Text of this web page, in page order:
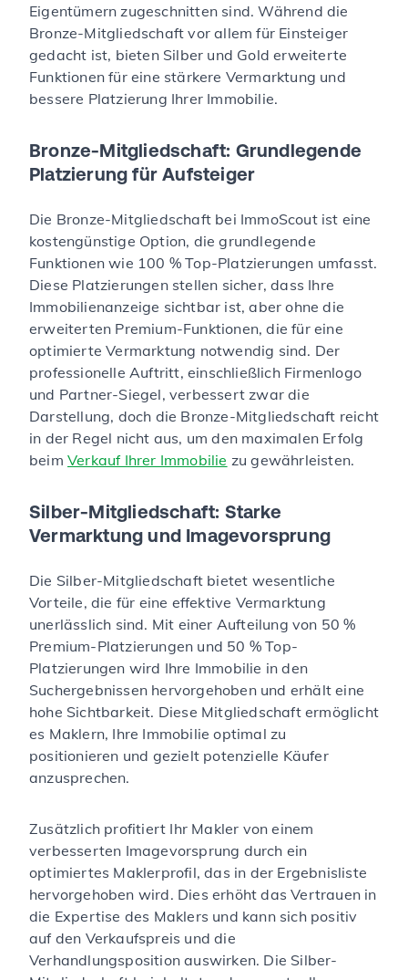
Eigentümern zugeschnitten sind. Während die
Bronze-Mitgliedschaft vor allem für Einsteiger
gedacht ist, bieten Silber und Gold erweiterte
Funktionen für eine stärkere Vermarktung und
bessere Platzierung Ihrer Immobilie.
Bronze-Mitgliedschaft: Grundlegende
Platzierung für Aufsteiger
Die Bronze-Mitgliedschaft bei ImmoScout ist eine
kostengünstige Option, die grundlegende
Funktionen wie 100 % Top-Platzierungen umfasst.
Diese Platzierungen stellen sicher, dass Ihre
Immobilienanzeige sichtbar ist, aber ohne die
erweiterten Premium-Funktionen, die für eine
optimierte Vermarktung notwendig sind. Der
professionelle Auftritt, einschließlich Firmenlogo
und Partner-Siegel, verbessert zwar die
Darstellung, doch die Bronze-Mitgliedschaft reicht
in der Regel nicht aus, um den maximalen Erfolg
beim Verkauf Ihrer Immobilie zu gewährleisten.
Silber-Mitgliedschaft: Starke
Vermarktung und Imagevorsprung
Die Silber-Mitgliedschaft bietet wesentliche
Vorteile, die für eine effektive Vermarktung
unerlässlich sind. Mit einer Aufteilung von 50 %
Premium-Platzierungen und 50 % Top-
Platzierungen wird Ihre Immobilie in den
Suchergebnissen hervorgehoben und erhält eine
hohe Sichtbarkeit. Diese Mitgliedschaft ermöglicht
es Maklern, Ihre Immobilie optimal zu
positionieren und gezielt potenzielle Käufer
anzusprechen.
Zusätzlich profitiert Ihr Makler von einem
verbesserten Imagevorsprung durch ein
optimiertes Maklerprofil, das in der Ergebnisliste
hervorgehoben wird. Dies erhöht das Vertrauen in
die Expertise des Maklers und kann sich positiv
auf den Verkaufspreis und die
Verhandlungsposition auswirken. Die Silber-